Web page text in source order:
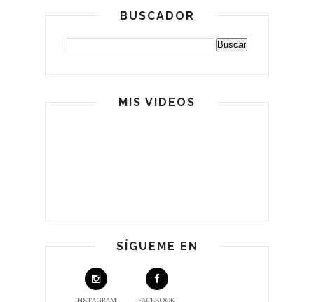
BUSCADOR
MIS VIDEOS
SÍGUEME EN